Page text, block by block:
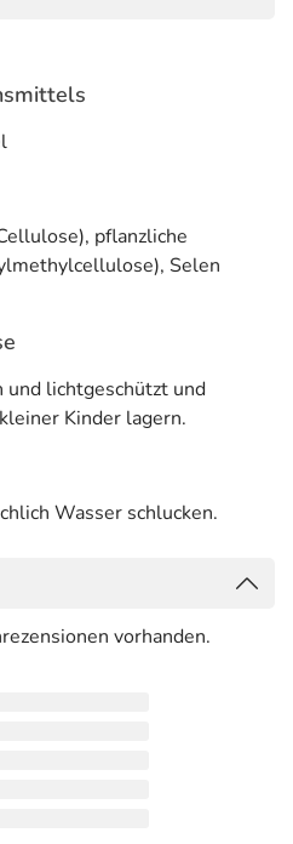
pflanzliche
Selen
und lichtgeschützt und
Kinder lagern.
Wasser schlucken.
vorhanden.